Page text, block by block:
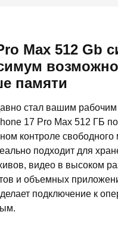
Max 512 Gb
памяти
стал вашим рабочим
17 Pro Max 512 ГБ
контроле свободного
подходит для
видео в высоком
и объемных
подключение к